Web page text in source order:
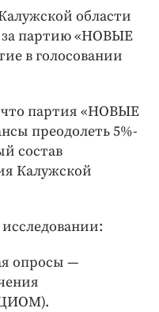
области
за партию «НОВЫЕ
в голосовании
что партия «НОВЫЕ
преодолеть 5%-
состав
Калужской
опросы —